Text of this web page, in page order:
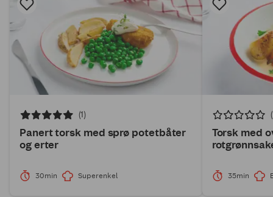
(1)
Panert torsk med sprø potetbåter
og erter
30min Superenkel
Torsk med
35min